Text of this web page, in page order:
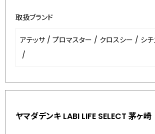
取扱ブランド
アテッサ / プロマスター / クロスシー / シ
/
ヤマダデンキ LABI LIFE SELECT 茅ヶ崎